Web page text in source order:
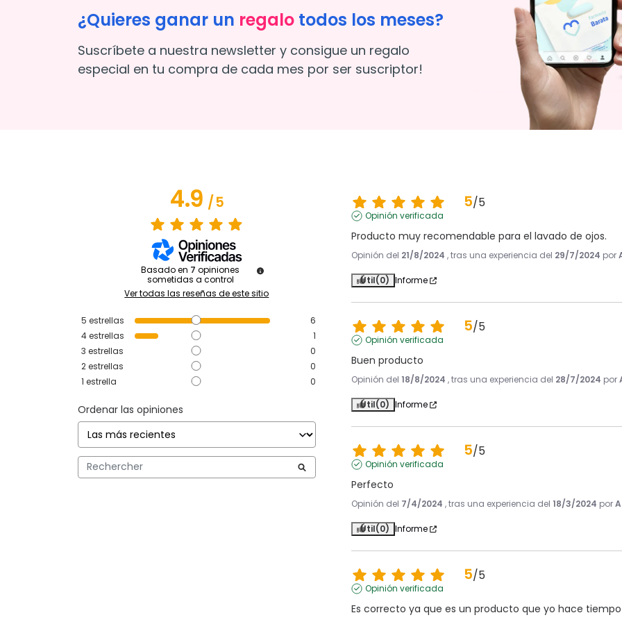
¿Quieres ganar un regalo todos los meses?
Suscríbete a nuestra newsletter y consigue un regalo
especial en tu compra de cada mes por ser suscriptor!
4.9/5
Basado en 7 opiniones
sometidas a control
Ver todas las reseñas de este sitio
5 estrellas
6
4estrellas
1
3 estrellas
0
2estrellas
0
1 estrella 0
Ordenar las opiniones
5/5
Opinión verificada
Producto muy recomendable para el lavado de ojos.
Opinión del 21/8/2024 , tras una experiencia del 29/7/2024 por
Útil(0) Informe
5/5
Opinión verificada
Buen producto
Opinión del 18/8/2024 , tras una experiencia del 28/7/2024 por
Útil(0) Informe
5/5
Opinión verificada
Perfecto
Opinión del 7/4/2024 , tras una experiencia del 18/3/2024 por
Útil(0) Informe
5/5
Opinión verificada
Es correcto ya que es un producto que yo hace